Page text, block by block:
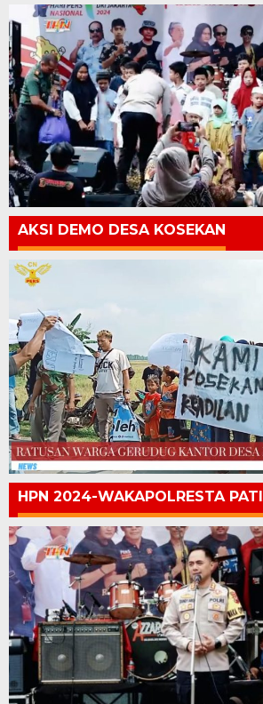
AKSI DEMO DESA KOSEKAN
HPN 2024-WAKAPOLRESTA PATI